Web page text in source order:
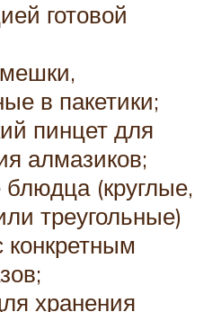
готовой
в пакетики;
пинцет для
алмазиков;
(круглые,
треугольные)
хранения